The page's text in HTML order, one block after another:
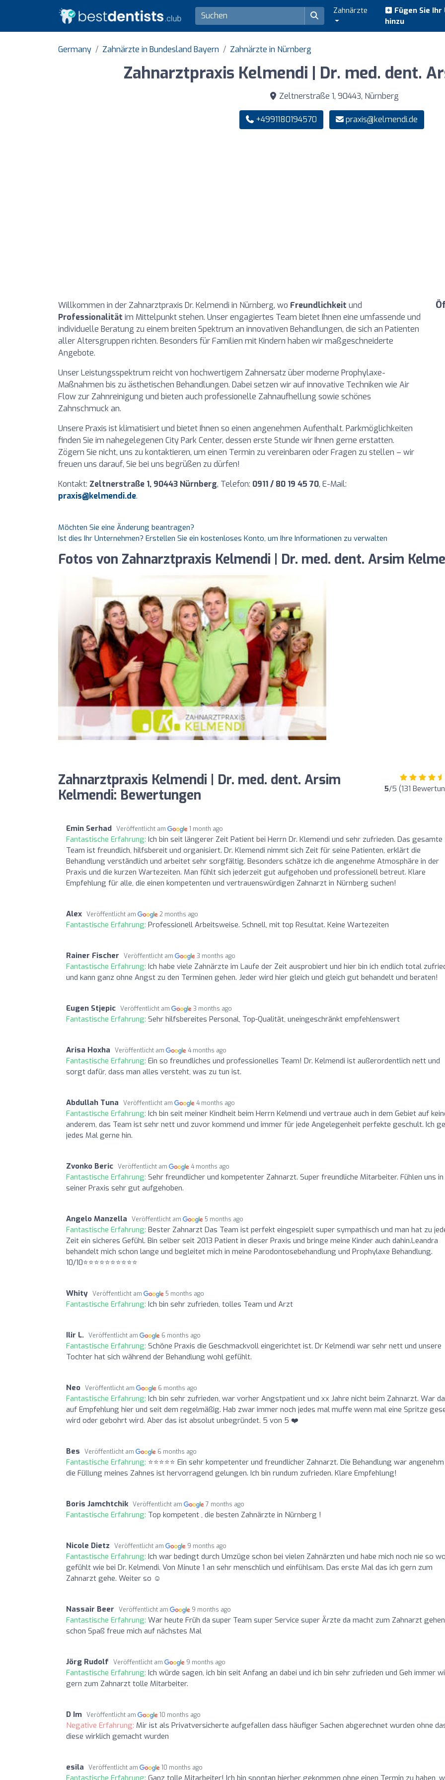
Zahnärzte
Fügen Sie
hinzu
Germany Zahnärzte in Bundesland Bayern Zahnärzte in Nürnberg
Zahnarztpraxis Kelmendi | Dr. med. dent.
Zeltnerstraße 1, 90443, Nürnberg
+4991180194570 praxis@kelmendi.de
Willkommen in der Zahnarztpraxis Dr. Kelmendi in Nürnberg, wo Freundlichkeit und
Professionalität im Mittelpunkt stehen. Unser engagiertes Team bietet Ihnen eine umfassende und
individuelle Beratung zu einem breiten Spektrum an innovativen Behandlungen, die sich an Patienten
aller Altersgruppen richten. Besonders für Familien mit Kindern haben wir maßgeschneiderte
Angebote.
Unser Leistungsspektrum reicht von hochwertigem Zahnersatz über moderne Prophylaxe-
Maßnahmen bis zu ästhetischen Behandlungen. Dabei setzen wir auf innovative Techniken wie Air
Flow zur Zahnreinigung und bieten auch professionelle Zahnaufhellung sowie schönes
Zahnschmuck an.
Unsere Praxis ist klimatisiert und bietet Ihnen so einen angenehmen Aufenthalt. Parkmöglichkeiten
finden Sie im nahegelegenen City Park Center, dessen erste Stunde wir Ihnen gerne erstatten.
Zögern Sie nicht, uns zu kontaktieren, um einen Termin zu vereinbaren oder Fragen zu stellen – wir
freuen uns darauf, Sie bei uns begrüßen zu dürfen!
Kontakt: Zeltnerstraße 1, 90443 Nürnberg, Telefon: 0911 / 80 19 45 70, E-Mail:
praxis@kelmendi.de.
Möchten Sie eine Änderung beantragen?
Ist dies Ihr Unternehmen? Erstellen Sie ein kostenloses Konto, um Ihre Informationen zu verwalten
Fotos von Zahnarztpraxis Kelmendi | Dr. med. dent. Arsim
Zahnarztpraxis Kelmendi | Dr. med. dent. Arsim
Kelmendi: Bewertungen
5/5 (131
Emin Serhad Veröffentlicht am 1 month ago
Fantastische Erfahrung: Ich bin seit längerer Zeit Patient bei Herrn Dr. Klemendi und sehr zufrieden. Das gesamte
Team ist freundlich, hilfsbereit und organisiert. Dr. Klemendi nimmt sich Zeit für seine Patienten, erklärt die
Behandlung verständlich und arbeitet sehr sorgfältig. Besonders schätze ich die angenehme Atmosphäre in der
Praxis und die kurzen Wartezeiten. Man fühlt sich jederzeit gut aufgehoben und professionell betreut. Klare
Empfehlung für alle, die einen kompetenten und vertrauenswürdigen Zahnarzt in Nürnberg suchen!
Alex Veröffentlicht am 2 months ago
Fantastische Erfahrung: Professionell Arbeitsweise. Schnell, mit top Resultat. Keine Wartezeiten
Rainer Fischer Veröffentlicht am 3 months ago
Fantastische Erfahrung: Ich habe viele Zahnärzte im Laufe der Zeit ausprobiert und hier bin ich endlich total
und kann ganz ohne Angst zu den Terminen gehen. Jeder wird hier gleich und gleich gut behandelt und beraten!
Eugen Stjepic Veröffentlicht am 3 months ago
Fantastische Erfahrung: Sehr hilfsbereites Personal, Top-Qualität, uneingeschränkt empfehlenswert
Arisa Hoxha Veröffentlicht am 4 months ago
Fantastische Erfahrung: Ein so freundliches und professionelles Team! Dr. Kelmendi ist außerordentlich nett und
sorgt dafür, dass man alles versteht, was zu tun ist.
Abdullah Tuna Veröffentlicht am 4 months ago
Fantastische Erfahrung: Ich bin seit meiner Kindheit beim Herrn Kelmendi und vertraue auch in dem Gebiet auf
anderem, das Team ist sehr nett und zuvor kommend und immer für jede Angelegenheit perfekte geschult. Ich
jedes Mal gerne hin.
Zvonko Beric Veröffentlicht am 4 months ago
Fantastische Erfahrung: Sehr freundlicher und kompetenter Zahnarzt. Super freundliche Mitarbeiter. Fühlen uns in
seiner Praxis sehr gut aufgehoben.
Angelo Manzella Veröffentlicht am 5 months ago
Fantastische Erfahrung: Bester Zahnarzt Das Team ist perfekt eingespielt super sympathisch und man hat zu
Zeit ein sicheres Gefühl. Bin selber seit 2013 Patient in dieser Praxis und bringe meine Kinder auch dahin.Leandra
behandelt mich schon lange und begleitet mich in meine Parodontosebehandlung und Prophylaxe Behandlung.
10/10⭐️⭐️⭐️⭐️⭐️⭐️⭐️⭐️⭐️⭐️
Whity Veröffentlicht am 5 months ago
Fantastische Erfahrung: Ich bin sehr zufrieden, tolles Team und Arzt
Ilir L. Veröffentlicht am 6 months ago
Fantastische Erfahrung: Schöne Praxis die Geschmackvoll eingerichtet ist. Dr Kelmendi war sehr nett und unsere
Tochter hat sich während der Behandlung wohl gefühlt.
Neo Veröffentlicht am 6 months ago
Fantastische Erfahrung: Ich bin sehr zufrieden, war vorher Angstpatient und xx Jahre nicht beim Zahnarzt. War
auf Empfehlung hier und seit dem regelmäßig. Hab zwar immer noch jedes mal muffe wenn mal eine Spritze
wird oder gebohrt wird. Aber das ist absolut unbegründet. 5 von 5 ❤️
Bes Veröffentlicht am 6 months ago
Fantastische Erfahrung: ⭐⭐⭐⭐⭐ Ein sehr kompetenter und freundlicher Zahnarzt. Die Behandlung war
die Füllung meines Zahnes ist hervorragend gelungen. Ich bin rundum zufrieden. Klare Empfehlung!
Boris Jamchtchik Veröffentlicht am 7 months ago
Fantastische Erfahrung: Top kompetent , die besten Zahnärzte in Nürnberg !
Nicole Dietz Veröffentlicht am 9 months ago
Fantastische Erfahrung: Ich war bedingt durch Umzüge schon bei vielen Zahnärzten und habe mich noch nie so
gefühlt wie bei Dr. Kelmendi. Von Minute 1 an sehr menschlich und einfühlsam. Das erste Mal das ich gern zum
Zahnarzt gehe. Weiter so ☺️
Nassair Beer Veröffentlicht am 9 months ago
Fantastische Erfahrung: War heute Früh da super Team super Service super Ärzte da macht zum Zahnarzt
schon Spaß freue mich auf nächstes Mal
Jörg Rudolf Veröffentlicht am 9 months ago
Fantastische Erfahrung: Ich würde sagen, ich bin seit Anfang an dabei und ich bin sehr zufrieden und Geh immer
gern zum Zahnarzt tolle Mitarbeiter.
D Im Veröffentlicht am 10 months ago
Negative Erfahrung: Mir ist als Privatversicherte aufgefallen dass häufiger Sachen abgerechnet wurden ohne
diese wirklich gemacht wurden
esila Veröffentlicht am 10 months ago
Fantastische Erfahrung: Ganz tolle Mitarbeiter! Ich bin spontan hierher gekommen ohne einen Termin zu haben,